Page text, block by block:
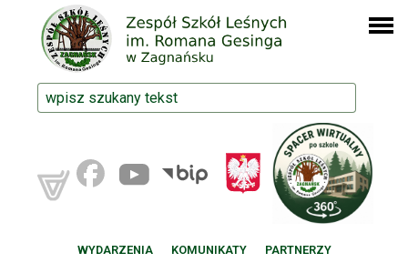
WYDARZENIA KOMUNIKATY PARTNERZY